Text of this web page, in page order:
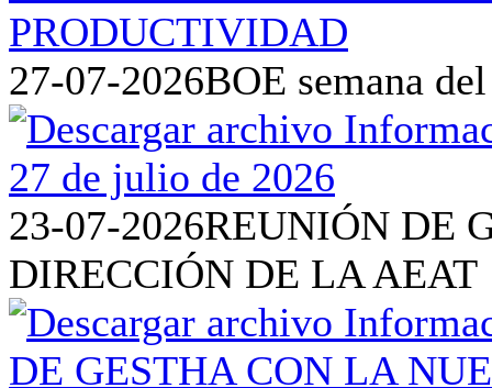
27-07-2026BOE semana
23-07-2026REUNIÓN DE
DIRECCIÓN DE LA AEAT